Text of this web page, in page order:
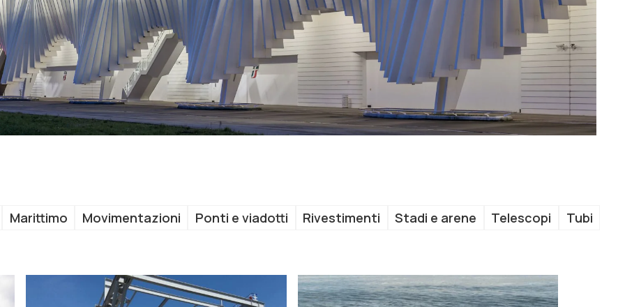
Marittimo Movimentazioni Ponti e viadotti Rivestimenti Stadi e arene Telescopi Tubi